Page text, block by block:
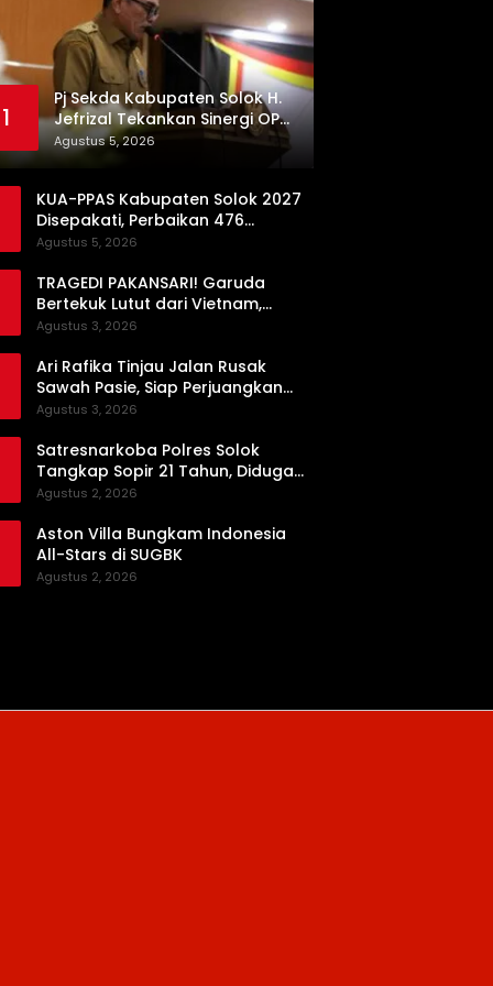
1
Pj Sekda Kabupaten Solok H.
Jefrizal Tekankan Sinergi OPD
demi Percepatan
Pembangunan Daerah
Agustus 5, 2026
KUA-PPAS Kabupaten Solok 2027
Disepakati, Perbaikan 476
Kilometer Jalan Rusak Jadi
Agustus 5, 2026
TRAGEDI PAKANSARI! Garuda
Bertekuk Lutut dari Vietnam,
Langkah ke Semifinal Kini di Ujung
Agustus 3, 2026
Ari Rafika Tinjau Jalan Rusak
Sawah Pasie, Siap Perjuangkan
Perbaikannya di DPRD
Agustus 3, 2026
Satresnarkoba Polres Solok
Tangkap Sopir 21 Tahun, Diduga
Kuasai Satu Paket Sabu di Kubung
Agustus 2, 2026
Aston Villa Bungkam Indonesia
All-Stars di SUGBK
Agustus 2, 2026